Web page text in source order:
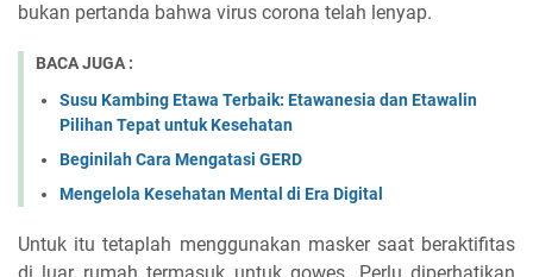
bukan pertanda bahwa virus corona telah lenyap.
BACA JUGA :
Susu Kambing Etawa Terbaik: Etawanesia dan Etawalin
Pilihan Tepat untuk Kesehatan
Beginilah Cara Mengatasi GERD
Mengelola Kesehatan Mental di Era Digital
Untuk itu tetaplah menggunakan masker saat beraktifitas
di luar rumah termasuk untuk gowes. Perlu diperhatikan